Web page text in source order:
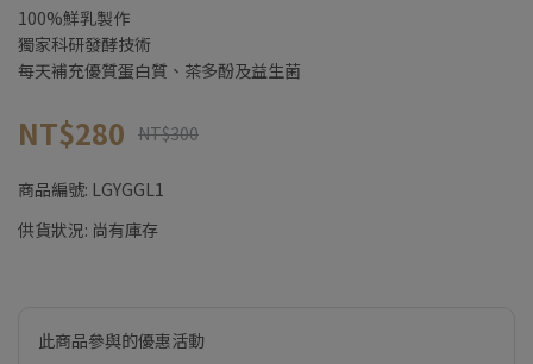
100%鮮乳製作
獨家科研發酵技術
每天補充優質蛋白質、茶多酚及益生菌
NT$280 NT$300
商品編號: LGYGGL1
供貨狀況: 尚有庫存
此商品參與的優惠活動